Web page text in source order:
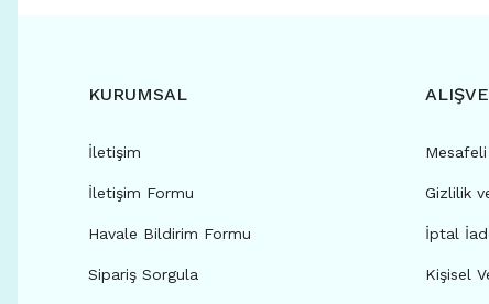
KURUMSAL
İletişim
İletişim Formu
Havale Bildirim Formu
Sipariş Sorgula
Gizlilik
İptal
Kişisel